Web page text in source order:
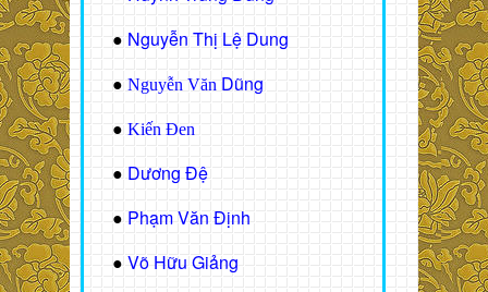
● Nguyễn Thị Lệ Dung
● Nguyễn Văn Dũng
● Kiến Đen
● Dương Đệ
● Phạm Văn Định
● Võ Hữu Giảng